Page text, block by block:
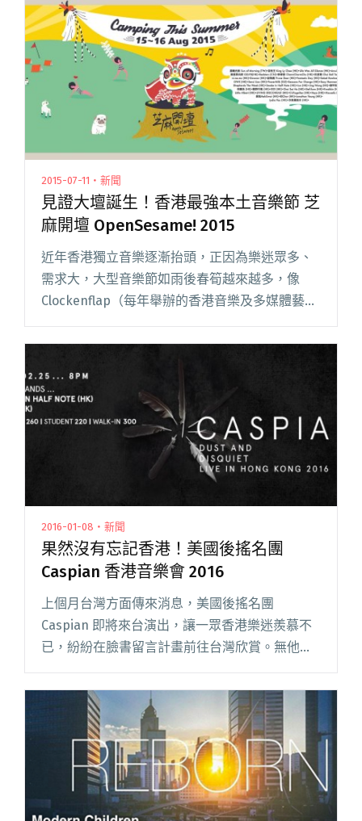
2015-07-11・新聞
見證大壇誕生！香港最強本土音樂節 芝
麻開壇 OpenSesame! 2015
近年香港獨立音樂逐漸抬頭，正因為樂迷眾多、
需求大，大型音樂節如雨後春筍越來越多，像
Clockenflap（每年舉辦的香港音樂及多媒體藝術
節）以國外大牌樂團為焦點，呼叫音樂節更是以
全台灣為單位。但奇怪的是，以本土獨立樂團為
香港最強本土音樂節 芝麻開壇 OpenSesame!
2016-01-08・新聞
果然沒有忘記香港！美國後搖名團
Caspian 香港音樂會 2016
上個月台灣方面傳來消息，美國後搖名團
Caspian 即將來台演出，讓一眾香港樂迷羨慕不
已，紛紛在臉書留言計畫前往台灣欣賞。無他，
大批死忠粉絲。這次亞洲演出本來沒香港的份讓
大家失望不閱讀全文 "果然沒有忘記香港！美國
後搖名團 Caspian 香港音樂會 2016"